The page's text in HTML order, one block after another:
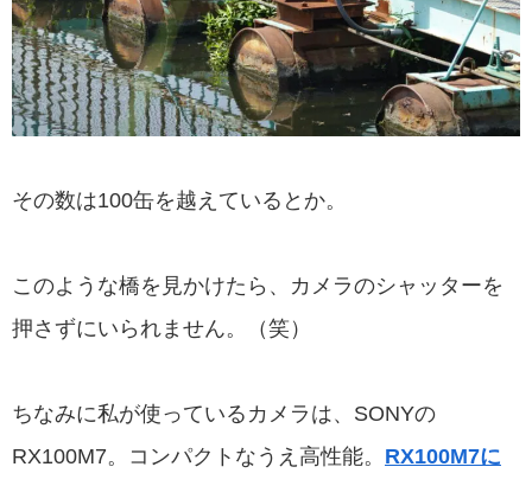
その数は100缶を越えているとか。
このような橋を見かけたら、カメラのシャッターを
押さずにいられません。（笑）
ちなみに私が使っているカメラは、SONYの
RX100M7。コンパクトなうえ高性能。 RX100M7に